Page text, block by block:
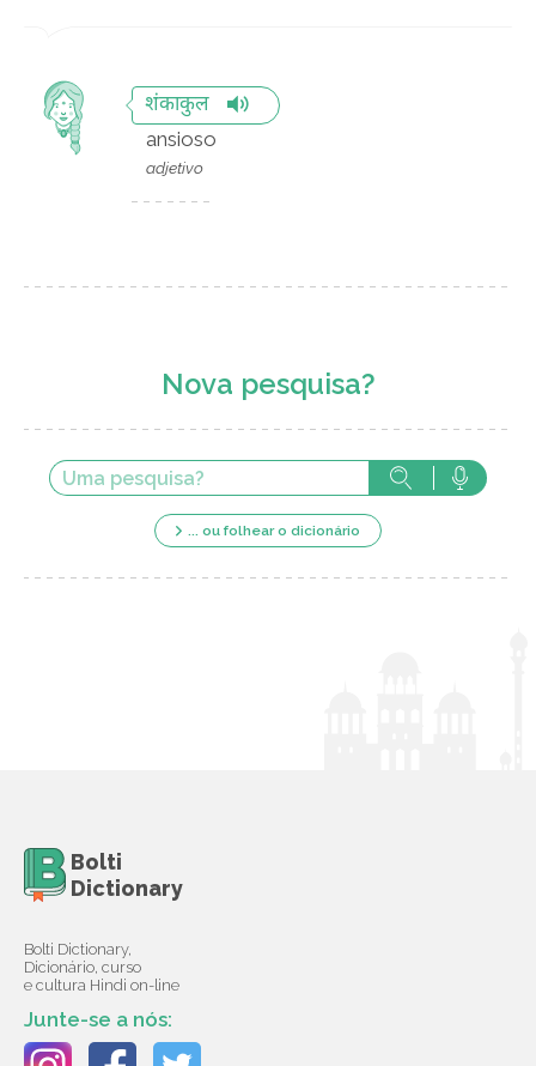
शंकाकुल
ansioso
adjetivo
Nova pesquisa?
... ou folhear o dicionário
Bolti
Dictionary
Bolti Dictionary,
Dicionário, curso
e cultura Hindi on-line
Junte-se a nós: